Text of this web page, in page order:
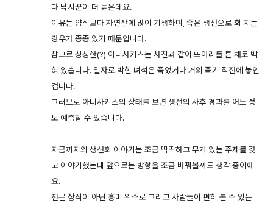
다 낚시꾼이 더 높은데요.
이유는 양식보다 자연산에 많이 기생하며, 죽은 생선으로 회 치는
경우가 종종 있기 때문입니다.
참고로 싱싱한(?) 아니사키스는 사진과 같이 또아리를 튼 채로 박
혀 있습니다. 일자로 박힌 녀석은 죽었거나 거의 죽기 직전에 놓인
겁니다.
그러므로 아니사키스의 상태를 보면 생선의 사후 경과를 어느 정
도 예측할 수 있습니다.
지금까지의 생선회 이야기는 조금 딱딱하고 무게 있는 주제를 갖
고 이야기했는데 앞으로는 방향을 조금 바꿔볼까도 생각 중이에
요.
전문 상식이 아닌 흥미 위주로 그리고 사람들이 편히 볼 수 있는